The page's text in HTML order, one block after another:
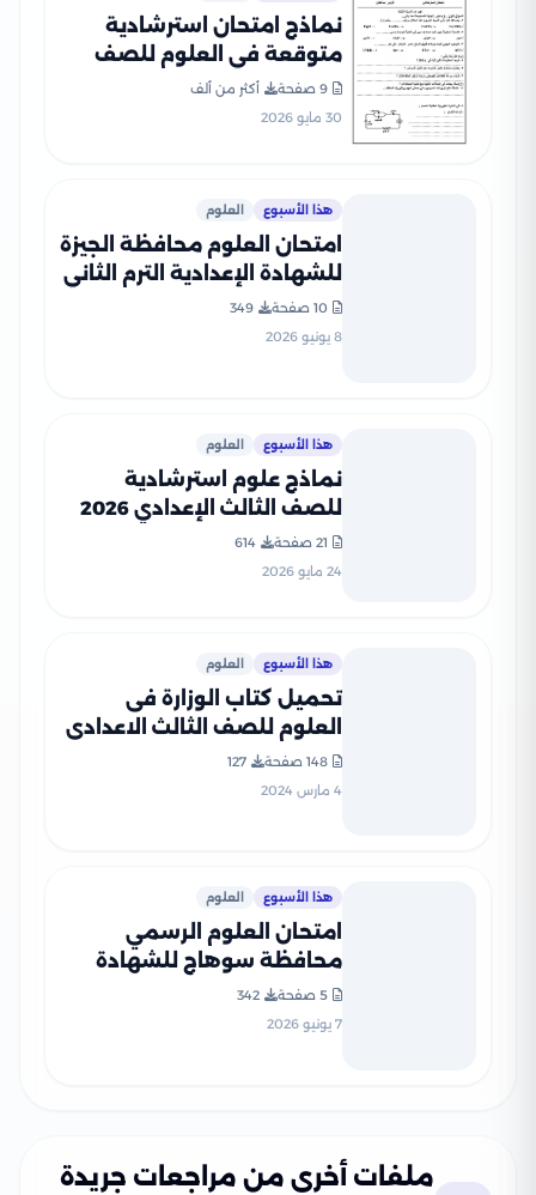
نماذج امتحان استرشادية
متوقعة في العلوم للصف
الثالث الإعدادي الترم الثاني
2026 بمحافظة المنيا
9 صفحة
أكثر من ألف
30 مايو 2026
هذا الأسبوع العلوم
امتحان العلوم محافظة الجيزة
للشهادة الإعدادية الترم الثاني
2026 مع نموذج إجابة مقترح
PDF
10 صفحة
349
8 يونيو 2026
هذا الأسبوع العلوم
نماذج علوم استرشادية
للصف الثالث الإعدادي 2026
من توجيه البحيرة للتدريب قبل
الامتحان
21 صفحة
614
24 مايو 2026
هذا الأسبوع العلوم
تحميل كتاب الوزارة فى
العلوم للصف الثالث الاعدادى
2024 بصيغة PDF
148 صفحة
127
4 مارس 2024
هذا الأسبوع العلوم
امتحان العلوم الرسمي
محافظة سوهاج للشهادة
PDF
5 صفحة
342
7 يونيو 2026
ملفات أخرى من مراجعات جريدة